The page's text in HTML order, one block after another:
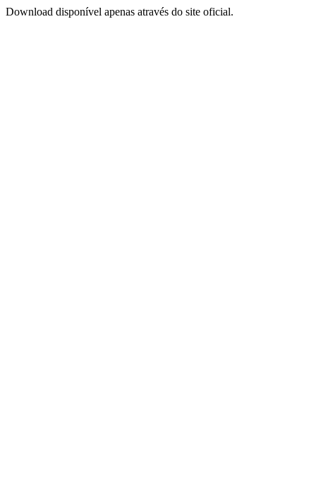
Download disponível apenas através do site oficial.